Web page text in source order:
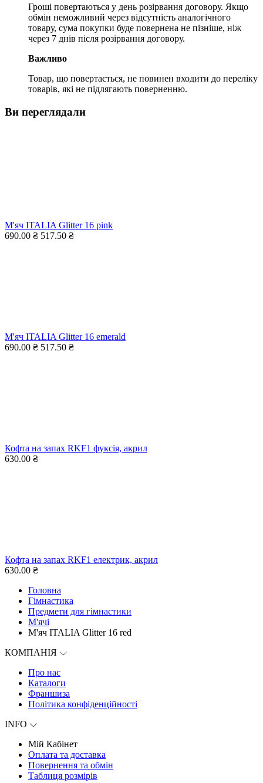
Гроші повертаються у день розірвання договору. Якщо
обмін неможливий через відсутність аналогічного
товару, сума покупки буде повернена не пізніше, ніж
через 7 днів після розірвання договору.
Важливо
Товар, що повертається, не повинен входити до переліку
товарів, які не підлягають поверненню.
Ви переглядали
М'яч ITALIA Glitter 16 pink
690.00 ₴ 517.50 ₴
М'яч ITALIA Glitter 16 emerald
690.00 ₴ 517.50 ₴
Кофта на запах RKF1 фуксія, акрил
630.00 ₴
Кофта на запах RKF1 електрик, акрил
630.00 ₴
Головна
Гімнастика
Предмети для гімнастики
М'ячі
М'яч ITALIA Glitter 16 red
КОМПАНІЯ
Про нас
Каталоги
Франшиза
Політика конфіденційності
INFO
Мій Кабінет
Оплата та доставка
Повернення та обмін
Таблиця розмірів